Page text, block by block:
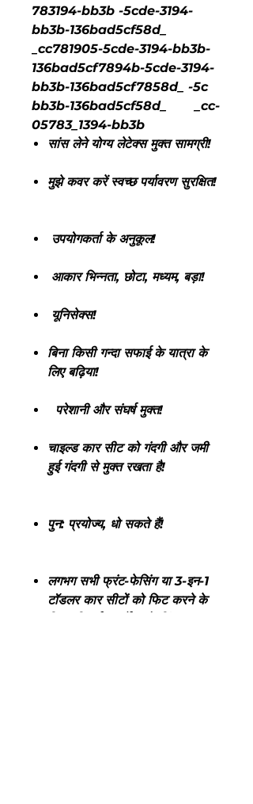
783194-bb3b -5cde-3194-
bb3b-136bad5cf58d_
_cc781905-5cde-3194-bb3b-
136bad5cf7894b-5cde-3194-
bb3b-136bad5cf7858d_ -5c
bb3b-136bad5cf58d_ _cc-
05783_1394-bb3b
सांस लेने योग्य लेटेक्स मुक्त सामग्री!
मुझे कवर करें स्वच्छ पर्यावरण सुरक्षित!
उपयोगकर्ता के अनुकूल!
आकार भिन्नता, छोटा, मध्यम, बड़ा!
यूनिसेक्स!
बिना किसी गन्दा सफाई के यात्रा के
लिए बढ़िया!
परेशानी और संघर्ष मुक्त!
चाइल्ड कार सीट को गंदगी और जमी
हुई गंदगी से मुक्त रखता है!
पुन: प्रयोज्य, धो सकते हैं!
लगभग सभी फ्रंट-फेसिंग या 3-इन-1
टॉडलर कार सीटों को फिट करने के